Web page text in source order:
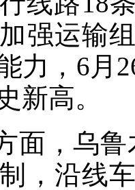
强运输
力，6月
新高。
面，乌
，沿线